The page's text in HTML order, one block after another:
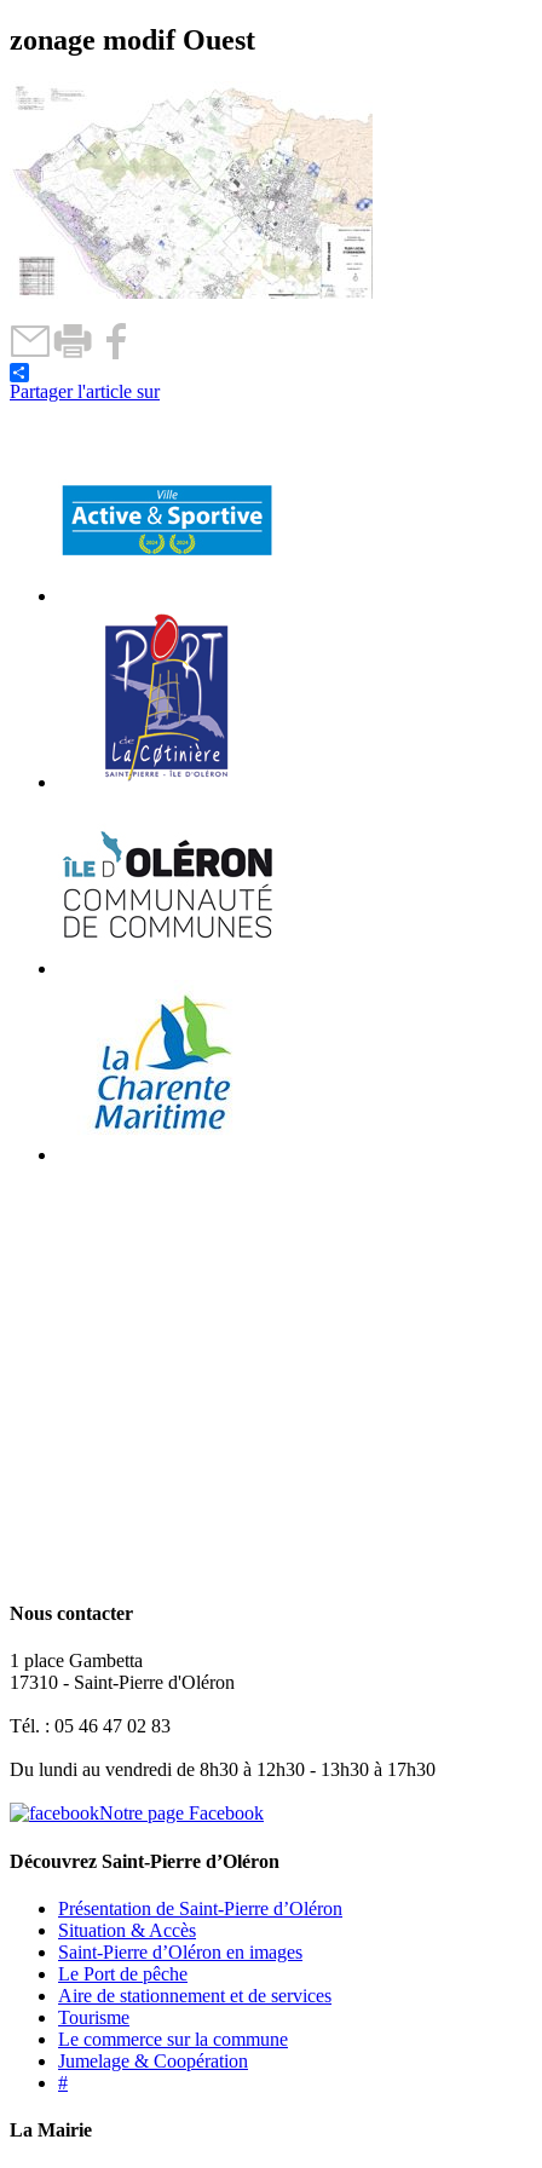
zonage modif Ouest
Partager l'article sur
Nous contacter
1 place Gambetta
17310 - Saint-Pierre d'Oléron
Tél. : 05 46 47 02 83
Du lundi au vendredi de 8h30 à 12h30 - 13h30 à 17h30
Notre page Facebook
Découvrez Saint-Pierre d’Oléron
Présentation de Saint-Pierre d’Oléron
Situation & Accès
Saint-Pierre d’Oléron en images
Le Port de pêche
Aire de stationnement et de services
Tourisme
Le commerce sur la commune
Jumelage & Coopération
#
La Mairie